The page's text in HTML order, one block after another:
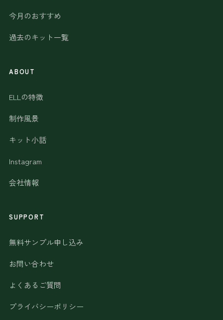
今月のおすすめ
過去のキット一覧
ABOUT
ELLの特徴
制作風景
キット小話
Instagram
会社情報
SUPPORT
無料サンプル申し込み
お問い合わせ
よくあるご質問
プライバシーポリシー